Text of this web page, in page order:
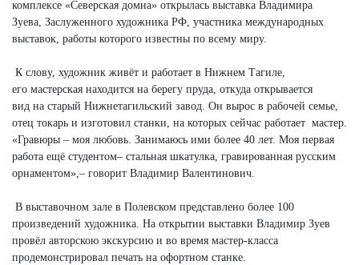
комплексе «Северская домна» открылась выставка Владимира
Зуева, Заслуженного художника РФ, участника международных
выставок, работы которого известны по всему миру.
К слову, художник живёт и работает в Нижнем Тагиле,
его мастерская находится на берегу пруда, откуда открывается
вид на старый Нижнетагильский завод. Он вырос в рабочей семье,
отец токарь и изготовил станки, на которых сейчас работает мастер.
«Гравюры – моя любовь. Занимаюсь ими более 40 лет. Моя первая
работа ещё студентом– стальная шкатулка, гравированная русским
орнаментом»,– говорит Владимир Валентинович.
В выставочном зале в Полевском представлено более 100
произведений художника. На открытии выставки Владимир Зуев
провёл авторскою экскурсию и во время мастер-класса
продемонстрировал печать на офортном станке.